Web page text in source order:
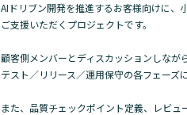
AIドリブン開発を推進するお客様向けに、
ご支援いただくプロジェクトです。
顧客側メンバーとディスカッションしな
テスト／リリース／運用保守の各フェー
また、品質チェックポイント定義、レビ